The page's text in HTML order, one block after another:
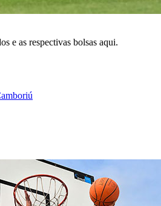
e as respectivas bolsas aqui.